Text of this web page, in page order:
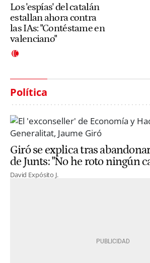
Los 'espías' del catalán
estallan ahora contra
las IAs: "Contéstame en
valenciano"
Política
Giró se explica tras
de Junts: "No he roto ningún
David Expósito J.